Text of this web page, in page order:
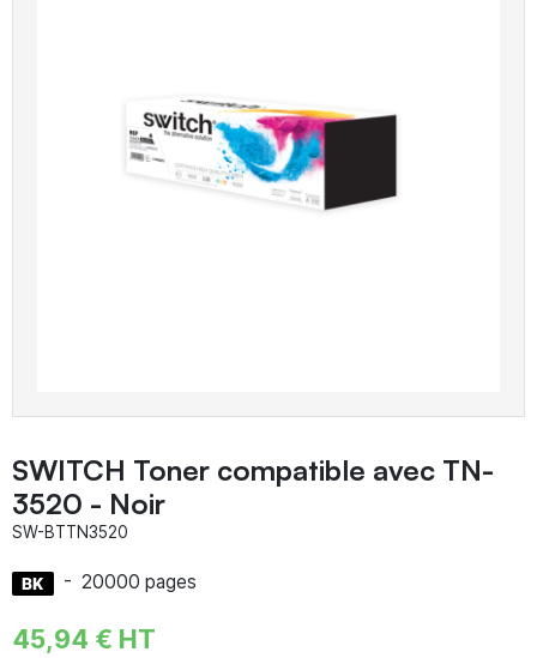
SWITCH Toner compatible avec TN-
3520 - Noir
SW-BTTN3520
- 20000 pages
45,94 € HT